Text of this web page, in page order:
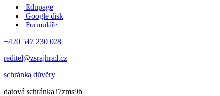
Edupage
Google disk
Formuláře
+420 547 230 028
reditel@zsrajhrad.cz
schránka důvěry
datová schránka i7zms9b